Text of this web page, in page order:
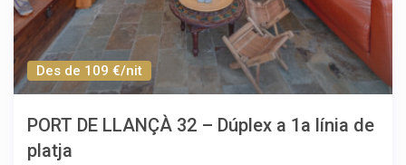
Des de 109 €/nit
PORT DE LLANÇÀ 32 – Dúplex a 1a línia de
platja